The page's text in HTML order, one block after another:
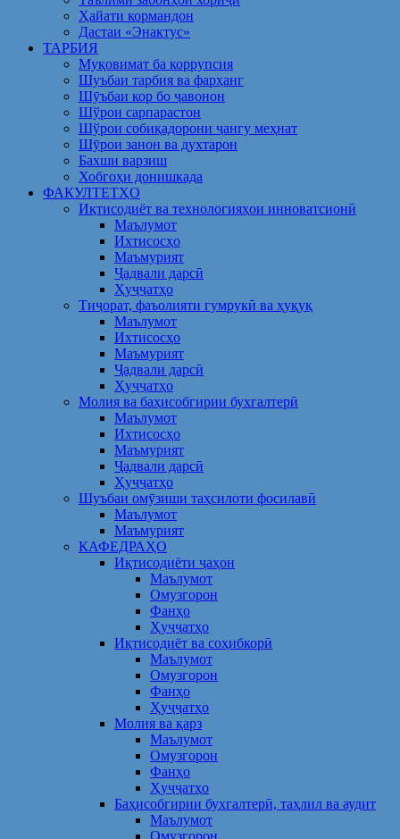
Ҳайати кормандон
Дастаи «Энактус»
ТАРБИЯ
Муқовимат ба коррупсия
Шуъбаи тарбия ва фарҳанг
Шӯъбаи кор бо ҷавонон
Шўрои сарпарастон
Шўрои собиқадорони ҷангу меҳнат
Шӯрои занон ва духтарон
Бахши варзиш
Хобгоҳи донишкада
ФАКУЛТЕТҲО
Иқтисодиёт ва технологияҳои инноватсионӣ
Маълумот
Ихтисосҳо
Маъмурият
Ҷадвали дарсӣ
Ҳуҷҷатҳо
Тиҷорат, фаъолияти гумрукӣ ва ҳуқуқ
Маълумот
Ихтисосҳо
Маъмурият
Ҷадвали дарсӣ
Ҳуҷҷатҳо
Молия ва баҳисобгирии бухгалтерӣ
Маълумот
Ихтисосҳо
Маъмурият
Ҷадвали дарсӣ
Ҳуҷҷатҳо
Шуъбаи омӯзиши таҳсилоти фосилавӣ
Маълумот
Маъмурият
КАФЕДРАҲО
Иқтисодиёти ҷаҳон
Маълумот
Омузгорон
Фанҳо
Ҳуҷҷатҳо
Иқтисодиёт ва соҳибкорӣ
Маълумот
Омузгорон
Фанҳо
Ҳуҷҷатҳо
Молия ва қарз
Маълумот
Омузгорон
Фанҳо
Ҳуҷҷатҳо
Баҳисобгирии бухгалтерӣ, таҳлил ва аудит
Маълумот
Омузгорон